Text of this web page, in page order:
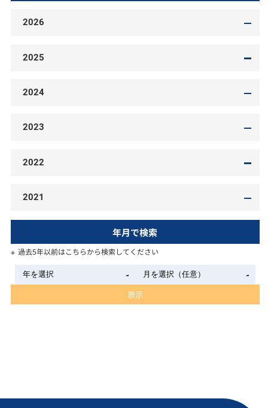
2026
2025
2024
2023
2022
2021
年月で検索
過去5年以前はこちらから検索してください
表示